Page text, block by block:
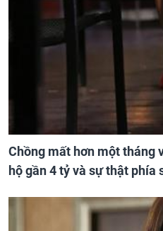
Chồng mất hơn một tháng
hộ gần 4 tỷ và sự thật phía